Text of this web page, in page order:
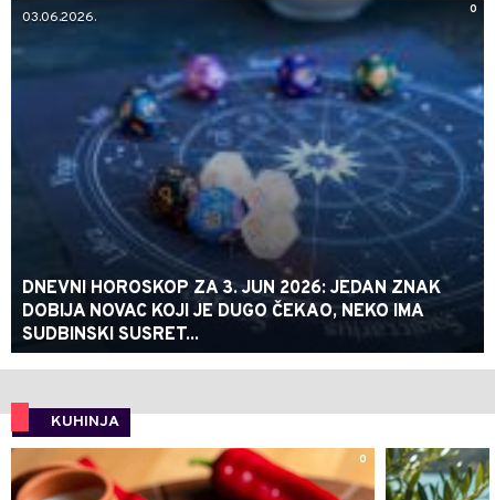
0
03.06.2026.
DNEVNI HOROSKOP ZA 3. JUN 2026: JEDAN ZNAK
DOBIJA NOVAC KOJI JE DUGO ČEKAO, NEKO IMA
SUDBINSKI SUSRET...
KUHINJA
0